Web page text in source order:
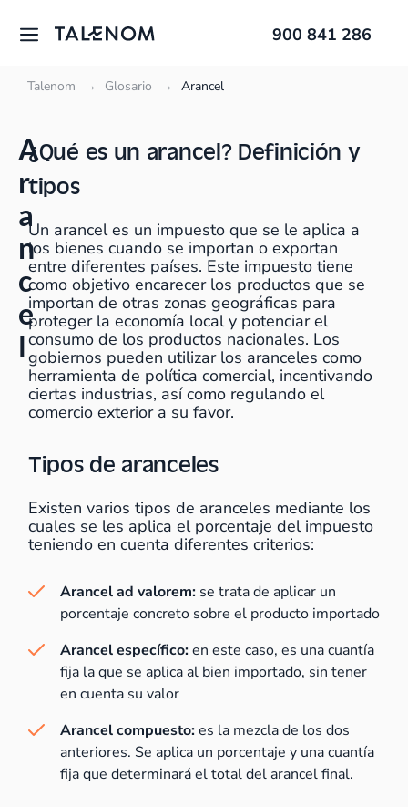
900 841 286
Talenom → Glosario → Arancel
A
r
a
n
c
e
l
¿Qué es un arancel? Definición y
tipos
Un arancel es un impuesto que se le aplica a
los bienes cuando se importan o exportan
entre diferentes países. Este impuesto tiene
como objetivo encarecer los productos que se
importan de otras zonas geográficas para
proteger la economía local y potenciar el
consumo de los productos nacionales. Los
gobiernos pueden utilizar los aranceles como
herramienta de política comercial, incentivando
ciertas industrias, así como regulando el
comercio exterior a su favor.
Tipos de aranceles
Existen varios tipos de aranceles mediante los
cuales se les aplica el porcentaje del impuesto
teniendo en cuenta diferentes criterios:
Arancel ad valorem: se trata de aplicar un
porcentaje concreto sobre el producto importado
Arancel específico:en este caso, es una cuantía
fija la que se aplica al bien importado, sin tener
en cuenta su valor
Arancel compuesto:es la mezcla de los dos
anteriores. Se aplica un porcentaje y una cuantía
fija que determinará el total del arancel final.